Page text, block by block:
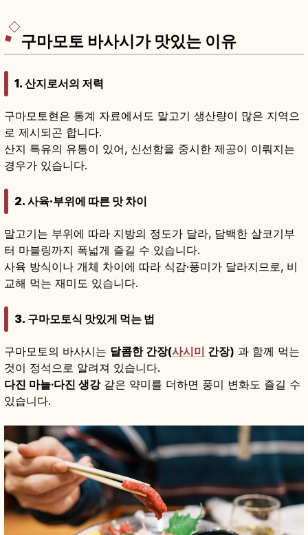
구마모토 바사시가 맛있는 이유
1. 산지로서의 저력
구마모토현은 통계 자료에서도 말고기 생산량이 많은 지역으
로 제시되곤 합니다.
산지 특유의 유통이 있어, 신선함을 중시한 제공이 이뤄지는
경우가 있습니다.
2. 사육·부위에 따른 맛 차이
말고기는 부위에 따라 지방의 정도가 달라, 담백한 살코기부
터 마블링까지 폭넓게 즐길 수 있습니다.
사육 방식이나 개체 차이에 따라 식감·풍미가 달라지므로, 비
교해 먹는 재미도 있습니다.
3. 구마모토식 맛있게 먹는 법
구마모토의 바사시는 달콤한 간장(사시미 간장) 과 함께 먹는
것이 정석으로 알려져 있습니다.
다진 마늘·다진 생강같은 약미를 더하면 풍미 변화도 즐길 수
있습니다.